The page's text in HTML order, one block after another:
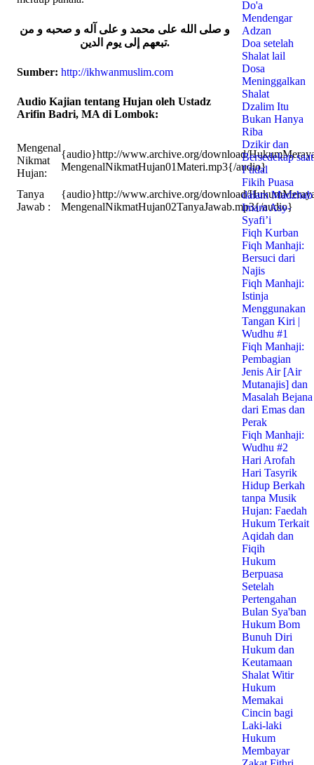
و صلى الله على محمد و على آله و صحبه و من
تبعهم إلى يوم الدين.
Sumber: http://ikhwanmuslim.com
Audio Kajian tentang Hujan oleh Ustadz
Arifin Badri, MA di Lombok:
Mengenal
Nikmat
Hujan:
{audio}http://www.archive.org/download/
MengenalNikmatHujan01Materi.mp3{/audio}
Tanya
Jawab :
{audio}http://www.archive.org/download/
MengenalNikmatHujan02TanyaJawab.mp3{/audio}
Do'a
Mendengar
Adzan
Doa setelah
Shalat lail
Dosa
Meninggalkan
Shalat
Dzalim Itu
Bukan Hanya
Riba
Dzikir dan
Bersedekap saat
I’tidal
Fikih Puasa
dalam Madzhab
Imam Asy-
Syafi’i
Fiqh Kurban
Fiqh Manhaji:
Bersuci dari
Najis
Fiqh Manhaji:
Istinja
Menggunakan
Tangan Kiri |
Wudhu #1
Fiqh Manhaji:
Pembagian
Jenis Air [Air
Mutanajis] dan
Masalah Bejana
dari Emas dan
Perak
Fiqh Manhaji:
Wudhu #2
Hari Arofah
Hari Tasyrik
Hidup Berkah
tanpa Musik
Hujan: Faedah
Hukum Terkait
Aqidah dan
Fiqih
Hukum
Berpuasa
Setelah
Pertengahan
Bulan Sya'ban
Hukum Bom
Bunuh Diri
Hukum dan
Keutamaan
Shalat Witir
Hukum
Memakai
Cincin bagi
Laki-laki
Hukum
Membayar